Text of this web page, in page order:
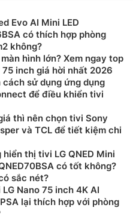
Evo AI Mini LED
có thích hợp phòng
không?
hình lớn? Xem ngay top
inch giá hời nhất 2026
cách sử dụng ứng dụng
để điều khiển tivi
thì nên chọn tivi Sony
và TCL để tiết kiệm chi
thị tivi LG QNED Mini
có tốt không?
sắc nét?
Nano 75 inch 4K AI
lại thích hợp với phòng